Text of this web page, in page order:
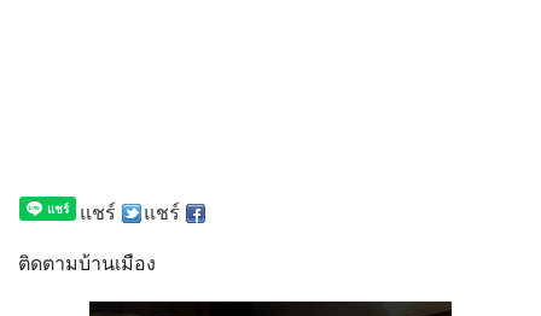
แชร์ แชร์
ติดตามบ้านเมือง